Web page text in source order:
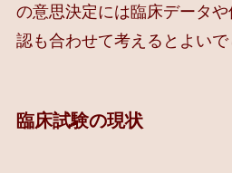
の意思決定には臨床データ
認も合わせて考えるとよいで
臨床試験の現状